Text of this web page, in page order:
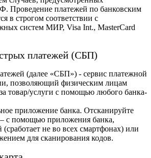
Проведение платежей по банковским
в строгом соответствии с
систем МИР, Visa Int., MasterCard
платежей (СБП)
(далее «СБП») - сервис платежной
позволяющий физическим лицам
товар/услуги с помощью любого банка-
приложение банка. Отсканируйте
с помощью приложения банка,
(сработает не во всех смартфонах) или
для сканирования кодов.